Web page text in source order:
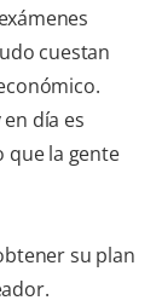
cuestan
día es
que la gente
su plan